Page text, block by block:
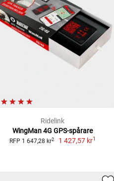
Ridelink
WingMan 4G GPS-spårare
RFP 1 647,28 kr2 1 427,57 kr1